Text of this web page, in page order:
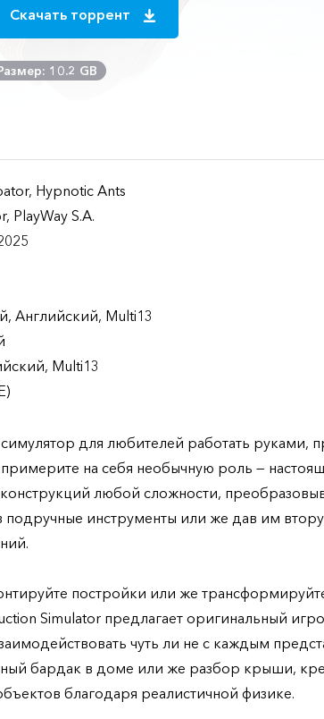
Скачать торрент
10.2 GB
Hypnotic Ants
PlayWay S.A.
Английский, Multi13
Multi13
для любителей работать руками,
примерите на себя необычную роль —
любой сложности,
инструменты или же дав им
постройки или же
Simulator предлагает оригинальный
чуть ли не с каждым
бардак в доме или же разбор крыши,
благодаря реалистичной физике.